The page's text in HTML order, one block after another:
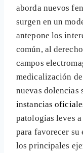
aborda nuevos
surgen en un
antepone los
común, al
campos
medicalización
nuevas dolencias
instancias
patologías leves
para favorecer
los principales